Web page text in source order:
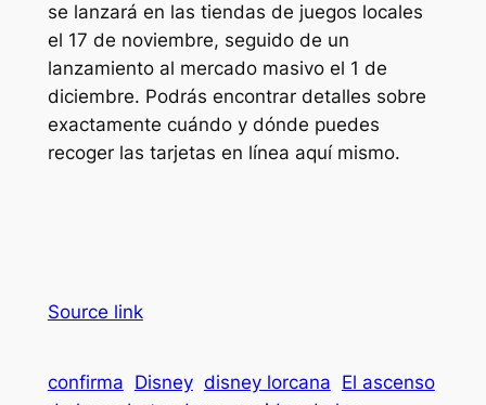
se lanzará en las tiendas de juegos locales
el 17 de noviembre, seguido de un
lanzamiento al mercado masivo el 1 de
diciembre. Podrás encontrar detalles sobre
exactamente cuándo y dónde puedes
recoger las tarjetas en línea aquí mismo.
Source link
confirma Disney disney lorcana El ascenso